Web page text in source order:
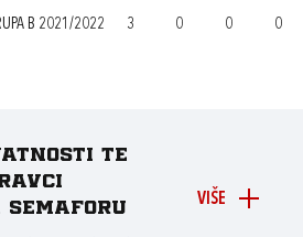
B 2021/2022 3 0 0 0
VIŠE
te